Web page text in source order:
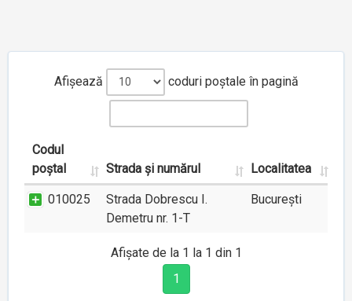
Afișează coduri poștale în pagină
Codul
poștal
Strada și numărul Localitatea
010025
Strada Dobrescu I.
Demetru nr. 1-T
București
Afișate de la 1 la 1 din 1
1